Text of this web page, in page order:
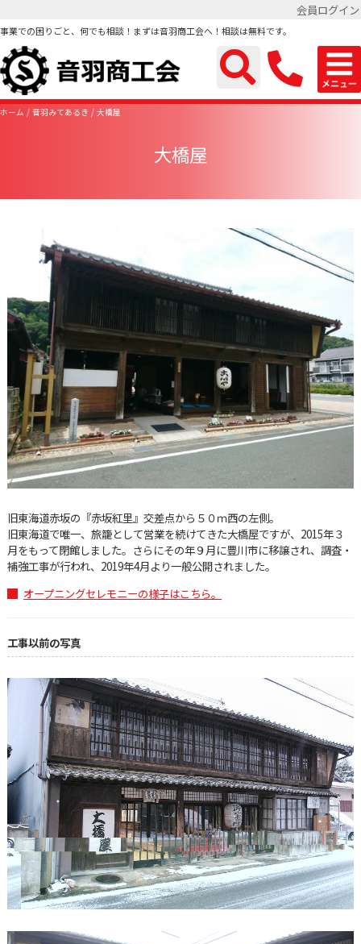
会員ログイン
事業での困りごと、何でも相談！まずは音羽商工会へ！相談は無料です。
ホーム 音羽みてあるき 大橋屋
大橋屋
旧東海道赤坂の『赤坂紅里』交差点から５０ｍ西の左側。
旧東海道で唯一、旅籠として営業を続けてきた大橋屋ですが、2015年３
月をもって閉館しました。さらにその年９月に豊川市に移譲され、調査・
補強工事が行われ、2019年4月より一般公開されました。
オープニングセレモニーの様子はこちら。
工事以前の写真